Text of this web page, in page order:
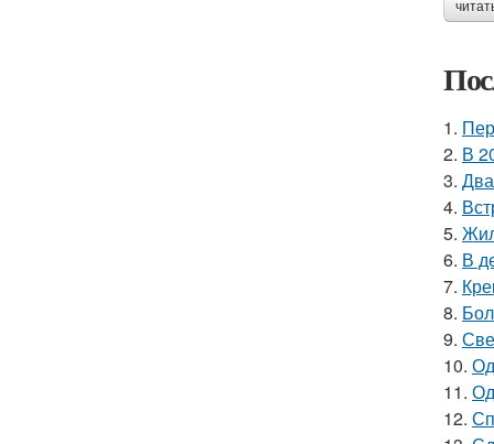
1.
2. В
3.
4.
5.
6. В
7.
8.
9.
10.
11.
12.